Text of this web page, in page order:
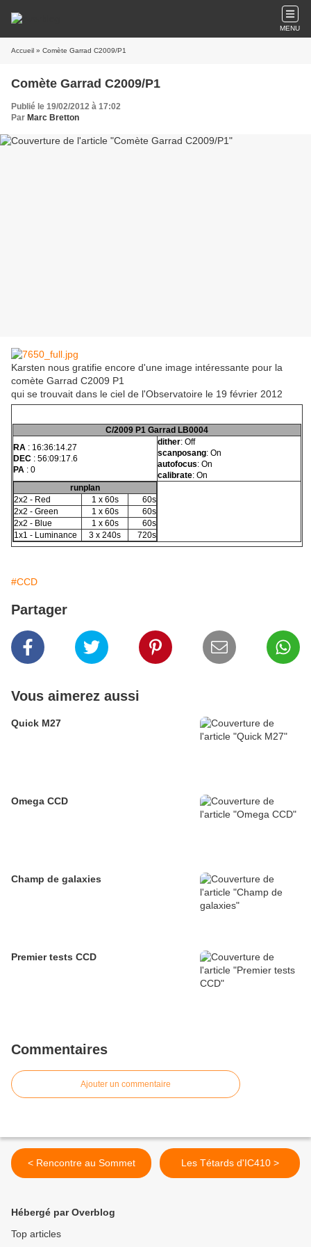
MENU
Accueil » Comète Garrad C2009/P1
Comète Garrad C2009/P1
Publié le 19/02/2012 à 17:02
Par Marc Bretton
Karsten nous gratifie encore d'une image intéressante pour la
comète Garrad C2009 P1
qui se trouvait dans le ciel de l'Observatoire le 19 février 2012
C/2009 P1 Garrad LB0004
RA : 16:36:14.27
DEC : 56:09:17.6
PA : 0
dither: Off
scanposang: On
autofocus: On
calibrate: On
runplan
2x2 - Red
1 x 60s
60s
2x2 - Green
1 x 60s
60s
2x2 - Blue
1 x 60s
60s
1x1 - Luminance
3 x 240s 720s
#CCD
Partager
Vous aimerez aussi
Quick M27
Omega CCD
Champ de galaxies
Premier tests CCD
Commentaires
Ajouter un commentaire
< Rencontre au Sommet Les Tétards d'IC410 >
Hébergé par Overblog
Top articles